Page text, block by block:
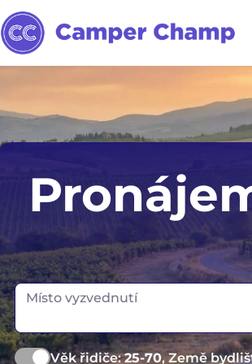
Melbourne
Místo vyzvednutí
Věk řidiče:25-70, Země